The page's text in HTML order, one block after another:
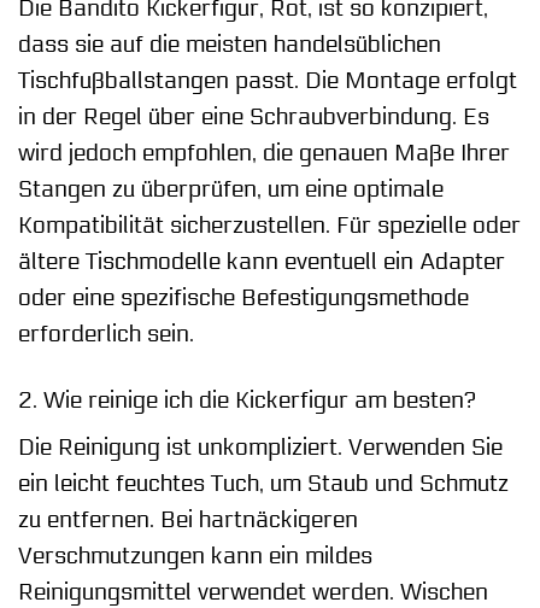
Die Bandito Kickerfigur, Rot, ist so konzipiert,
dass sie auf die meisten handelsüblichen
Tischfußballstangen passt. Die Montage erfolgt
in der Regel über eine Schraubverbindung. Es
wird jedoch empfohlen, die genauen Maße Ihrer
Stangen zu überprüfen, um eine optimale
Kompatibilität sicherzustellen. Für spezielle oder
ältere Tischmodelle kann eventuell ein Adapter
oder eine spezifische Befestigungsmethode
erforderlich sein.
2. Wie reinige ich die Kickerfigur am besten?
Die Reinigung ist unkompliziert. Verwenden Sie
ein leicht feuchtes Tuch, um Staub und Schmutz
zu entfernen. Bei hartnäckigeren
Verschmutzungen kann ein mildes
Reinigungsmittel verwendet werden. Wischen